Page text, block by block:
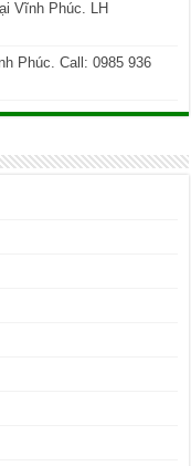
Vĩnh Phúc. LH
Phúc. Call: 0985 936